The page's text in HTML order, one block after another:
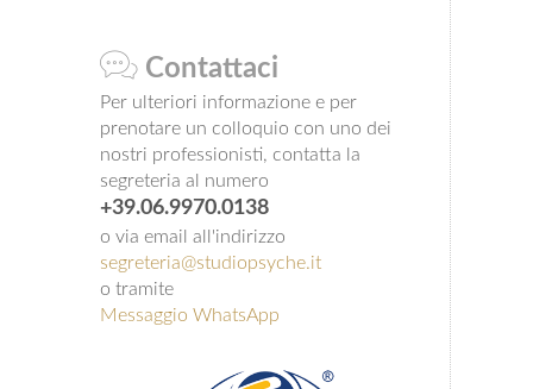
Contattaci
Per ulteriori informazione e per
prenotare un colloquio con uno dei
nostri professionisti, contatta la
segreteria al numero
+39.06.9970.0138
o via email all'indirizzo
segreteria@studiopsyche.it
o tramite
Messaggio WhatsApp